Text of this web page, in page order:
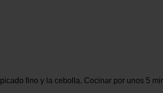
fino y la cebolla. Cocinar por unos 5